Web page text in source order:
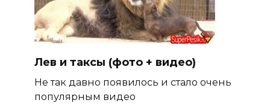
Лев и таксы (фото + видео)
Не так давно появилось и стало очень
популярным видео